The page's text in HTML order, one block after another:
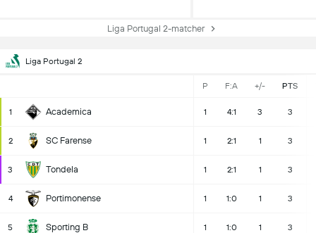
Liga Portugal 2-matcher
Liga Portugal 2
P F:A +/- PTS
1 Academica 1 4:1 3 3
2 SC Farense 1 2:1 1 3
3 Tondela 1 2:1 1 3
4 Portimonense 1 1:0 1 3
5 Sporting B 1 1:0 1 3